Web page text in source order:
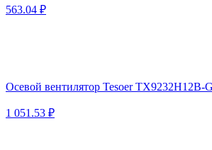
563.04 ₽
Осевой вентилятор Tesoer TX9232H12B-
1 051.53 ₽